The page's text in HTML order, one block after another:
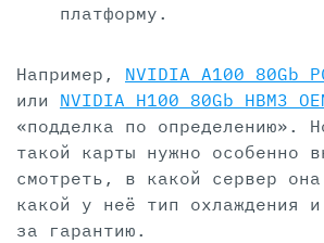
платформу.
Например, NVIDIA A100 80Gb
или NVIDIA H100 80Gb HBM3
«подделка по определению».
такой карты нужно особенно
смотреть, в какой сервер
какой у неё тип охлаждения
за гарантию.